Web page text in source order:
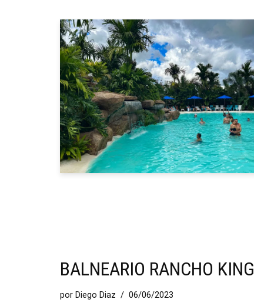
BALNEARIO RANCHO KING
por Diego Diaz 06/06/2023